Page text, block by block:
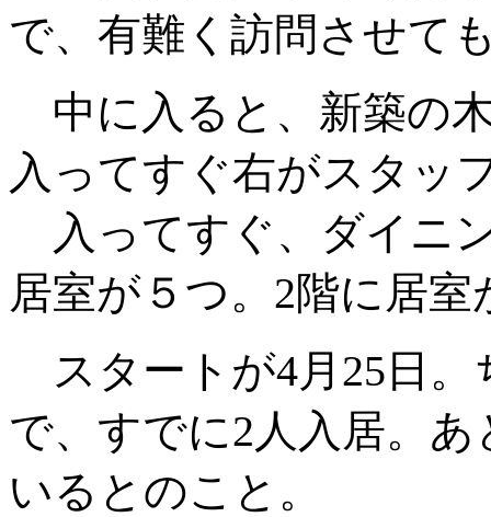
で、有難く訪問させて
中に入ると、新築の
入ってすぐ右がスタッ
入ってすぐ、ダイニ
居室が５つ。2階に居
スタートが4月25日。
で、すでに2人入居。
いるとのこと。